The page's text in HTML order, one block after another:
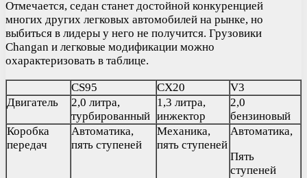
Отмечается, седан станет достойной конкуренцией
многих других легковых автомобилей на рынке, но
выбиться в лидеры у него не получится. Грузовики
Changan и легковые модификации можно
охарактеризовать в таблице.
CS95 CX20
V3
Двигатель
2,0 литра,
турбированный
1,3 литра,
инжектор
2,0
бензиновый
Коробка
передач
Автоматика,
пять ступеней
Механика,
пять ступеней
Автоматика,
Пять
ступеней